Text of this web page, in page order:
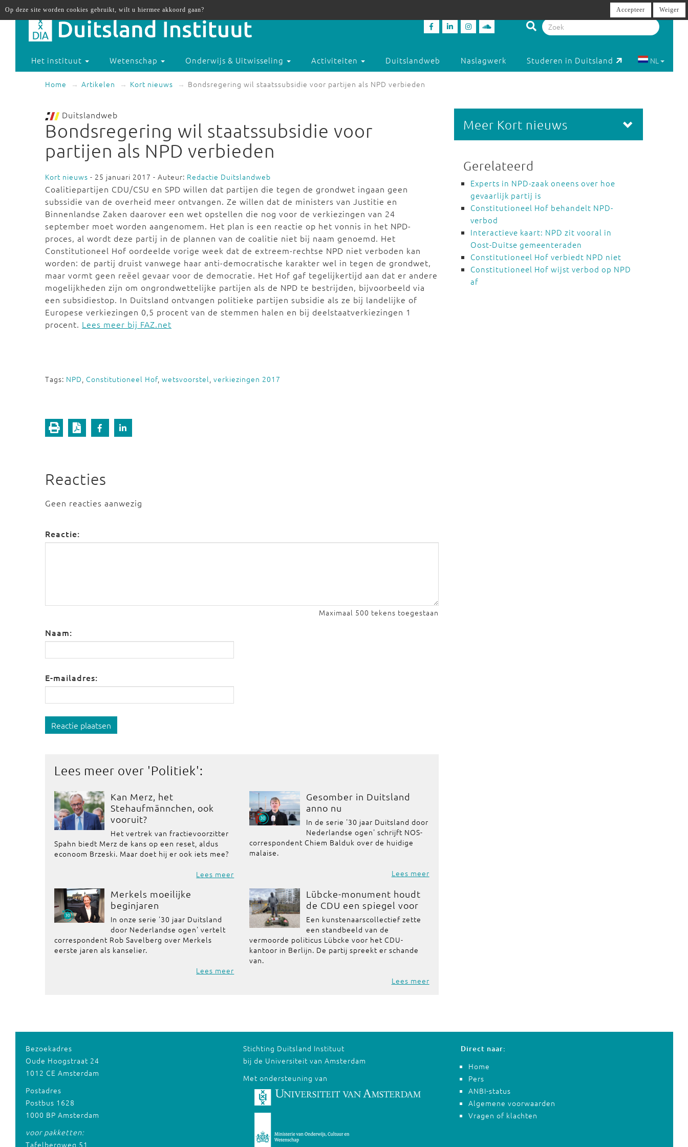
Het instituut Wetenschap Onderwijs & Uitwisseling Activiteiten Duitslandweb Naslagwerk Studeren in Duitsland NL
Home Artikelen Kort nieuws Bondsregering wil staatssubsidie voor partijen als NPD verbieden
Duitslandweb
Bondsregering wil staatssubsidie voor
partijen als NPD verbieden
Kort nieuws - 25 januari 2017 - Auteur: Redactie Duitslandweb
Coalitiepartijen CDU/CSU en SPD willen dat partijen die tegen de grondwet ingaan geen
subssidie van de overheid meer ontvangen. Ze willen dat de ministers van Justitie en
Binnenlandse Zaken daarover een wet opstellen die nog voor de verkiezingen van 24
september moet worden aangenomem. Het plan is een reactie op het vonnis in het NPD-
proces, al wordt deze partij in de plannen van de coalitie niet bij naam genoemd. Het
Constitutioneel Hof oordeelde vorige week dat de extreem-rechtse NPD niet verboden kan
worden: de partij druist vanwege haar anti-democratische karakter wel in tegen de grondwet,
maar vormt geen reëel gevaar voor de democratie. Het Hof gaf tegelijkertijd aan dat er andere
mogelijkheden zijn om ongrondwettelijke partijen als de NPD te bestrijden, bijvoorbeeld via
een subsidiestop. In Duitsland ontvangen politieke partijen subsidie als ze bij landelijke of
Europese verkiezingen 0,5 procent van de stemmen halen en bij deelstaatverkiezingen 1
procent. Lees meer bij FAZ.net
Tags: NPD, Constitutioneel Hof, wetsvoorstel, verkiezingen 2017
Reacties
Geen reacties aanwezig
Reactie:
Maximaal 500 tekens toegestaan
Naam:
E-mailadres:
Reactie plaatsen
Lees meer over 'Politiek':
Kan Merz, het
Stehaufmännchen, ook
vooruit?
Het vertrek van fractievoorzitter
Spahn biedt Merz de kans op een reset, aldus
econoom Brzeski. Maar doet hij er ook iets mee?
Lees meer
Gesomber in Duitsland
anno nu
In de serie '30 jaar Duitsland door
Nederlandse ogen' schrijft NOS-
correspondent Chiem Balduk over de huidige
malaise.
Lees meer
Merkels moeilijke
beginjaren
In onze serie '30 jaar Duitsland
door Nederlandse ogen' vertelt
correspondent Rob Savelberg over Merkels
eerste jaren als kanselier.
Lees meer
Lübcke-monument houdt
de CDU een spiegel voor
Een kunstenaarscollectief zette
een standbeeld van de
vermoorde politicus Lübcke voor het CDU-
kantoor in Berlijn. De partij spreekt er schande
van.
Lees meer
Meer Kort nieuws
Gerelateerd
Experts in NPD-zaak oneens over hoe
gevaarlijk partij is
Constitutioneel Hof behandelt NPD-
verbod
Interactieve kaart: NPD zit vooral in
Oost-Duitse gemeenteraden
Constitutioneel Hof verbiedt NPD niet
Constitutioneel Hof wijst verbod op NPD
af
Bezoekadres
Oude Hoogstraat 24
1012 CE Amsterdam
Postadres
Postbus 1628
1000 BP Amsterdam
voor pakketten:
Tafelbergweg 51
Stichting Duitsland Instituut
bij de Universiteit van Amsterdam
Met ondersteuning van
Direct naar:
Home
Pers
ANBI-status
Algemene voorwaarden
Vragen of klachten
Op deze site worden cookies gebruikt, wilt u hiermee akkoord gaan? Accepteer Weiger